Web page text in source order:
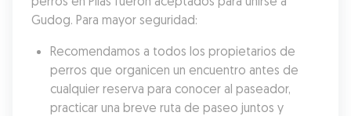
Gudog. Para mayor seguridad:
Recomendamos a todos los propietarios de
perros que organicen un encuentro antes de
cualquier reserva para conocer al paseador,
practicar una breve ruta de paseo juntos y